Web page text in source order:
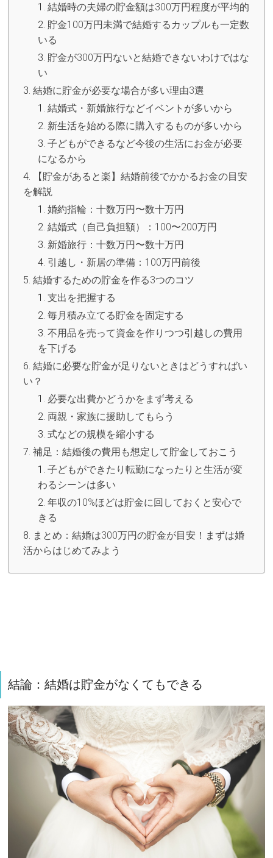
結婚時の夫婦の貯金額は300万円程度が平均的
貯金100万円未満で結婚するカップルも一定数
いる
貯金が300万円ないと結婚できないわけではな
い
結婚に貯金が必要な場合が多い理由3選
結婚式・新婚旅行などイベントが多いから
新生活を始める際に購入するものが多いから
子どもができるなど今後の生活にお金が必要
になるから
【貯金があると楽】結婚前後でかかるお金の目安
を解説
婚約指輪：十数万円〜数十万円
結婚式（自己負担額）：100〜200万円
新婚旅行：十数万円〜数十万円
引越し・新居の準備：100万円前後
結婚するための貯金を作る3つのコツ
支出を把握する
毎月積み立てる貯金を固定する
不用品を売って資金を作りつつ引越しの費用
を下げる
結婚に必要な貯金が足りないときはどうすればい
い？
必要な出費かどうかをまず考える
両親・家族に援助してもらう
式などの規模を縮小する
補足：結婚後の費用も想定して貯金しておこう
子どもができたり転勤になったりと生活が変
わるシーンは多い
年収の10%ほどは貯金に回しておくと安心で
きる
まとめ：結婚は300万円の貯金が目安！まずは婚
活からはじめてみよう
結論：結婚は貯金がなくてもできる